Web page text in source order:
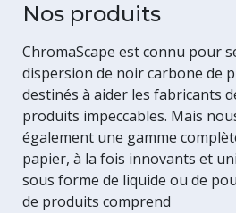
Nos produits
ChromaScape est connu pour
dispersion de noir carbone de
destinés à aider les fabricants
produits impeccables. Mais
également une gamme
papier, à la fois innovants et
sous forme de liquide ou de
de produits comprend